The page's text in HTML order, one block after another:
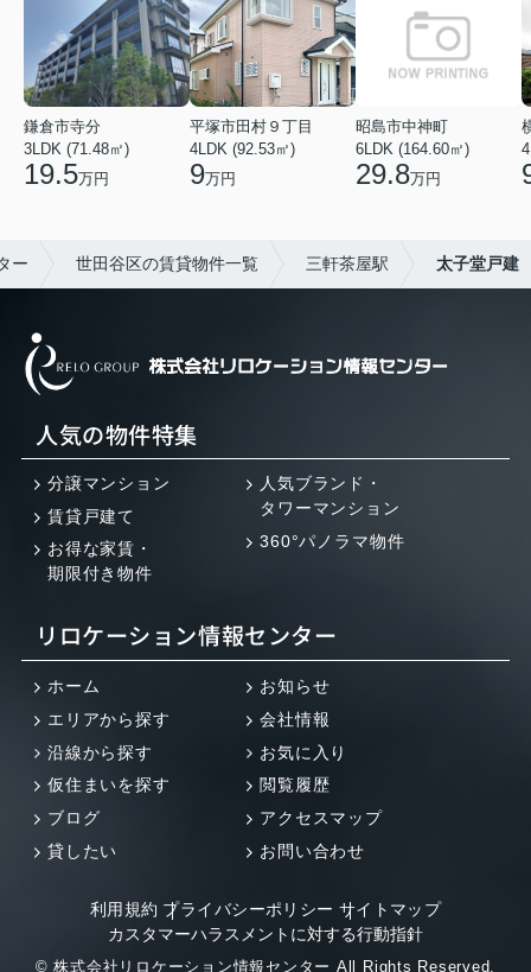
鎌倉市寺分
3LDK (71.48㎡)
19.5万円
平塚市田村９丁目
4LDK (92.53㎡)
9万円
昭島市中神町
6LDK (164.60㎡)
29.8万円
ー 世田谷区の賃貸物件一覧 三軒茶屋駅 太子堂戸建
人気の物件特集
分譲マンション
賃貸戸建て
お得な家賃・
期限付き物件
人気ブランド・
タワーマンション
360°パノラマ物件
リロケーション情報センター
ホーム
エリアから探す
沿線から探す
仮住まいを探す
ブログ
貸したい
お知らせ
会社情報
お気に入り
閲覧履歴
アクセスマップ
お問い合わせ
利用規約 プライバシーポリシー サイトマップ
カスタマーハラスメントに対する行動指針
© 株式会社リロケーション情報センター All Rights Reserved.